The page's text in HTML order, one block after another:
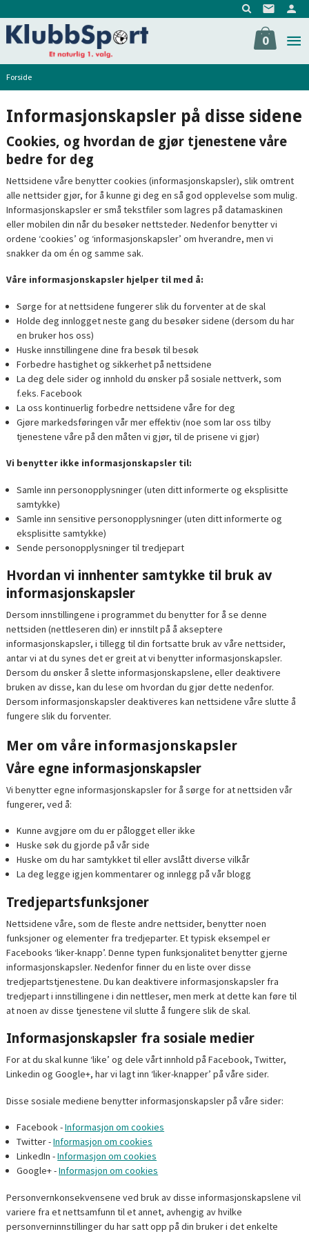
til
innholdet
0
Forside
Informasjonskapsler på disse sidene
Cookies, og hvordan de gjør tjenestene våre
bedre for deg
Nettsidene våre benytter cookies (informasjonskapsler), slik omtrent
alle nettsider gjør, for å kunne gi deg en så god opplevelse som mulig.
Informasjonskapsler er små tekstfiler som lagres på datamaskinen
eller mobilen din når du besøker nettsteder. Nedenfor benytter vi
ordene ‘cookies’ og ‘informasjonskapsler’ om hverandre, men vi
snakker da om én og samme sak.
Våre informasjonskapsler hjelper til med å:
Sørge for at nettsidene fungerer slik du forventer at de skal
Holde deg innlogget neste gang du besøker sidene (dersom du har
en bruker hos oss)
Huske innstillingene dine fra besøk til besøk
Forbedre hastighet og sikkerhet på nettsidene
La deg dele sider og innhold du ønsker på sosiale nettverk, som
f.eks. Facebook
La oss kontinuerlig forbedre nettsidene våre for deg
Gjøre markedsføringen vår mer effektiv (noe som lar oss tilby
tjenestene våre på den måten vi gjør, til de prisene vi gjør)
Vi benytter ikke informasjonskapsler til:
Samle inn personopplysninger (uten ditt informerte og eksplisitte
samtykke)
Samle inn sensitive personopplysninger (uten ditt informerte og
eksplisitte samtykke)
Sende personopplysninger til tredjepart
Hvordan vi innhenter samtykke til bruk av
informasjonskapsler
Dersom innstillingene i programmet du benytter for å se denne
nettsiden (nettleseren din) er innstilt på å akseptere
informasjonskapsler, i tillegg til din fortsatte bruk av våre nettsider,
antar vi at du synes det er greit at vi benytter informasjonskapsler.
Dersom du ønsker å slette informasjonskapslene, eller deaktivere
bruken av disse, kan du lese om hvordan du gjør dette nedenfor.
Dersom informasjonskapsler deaktiveres kan nettsidene våre slutte å
fungere slik du forventer.
Mer om våre informasjonskapsler
Våre egne informasjonskapsler
Vi benytter egne informasjonskapsler for å sørge for at nettsiden vår
fungerer, ved å:
Kunne avgjøre om du er pålogget eller ikke
Huske søk du gjorde på vår side
Huske om du har samtykket til eller avslått diverse vilkår
La deg legge igjen kommentarer og innlegg på vår blogg
Tredjepartsfunksjoner
Nettsidene våre, som de fleste andre nettsider, benytter noen
funksjoner og elementer fra tredjeparter. Et typisk eksempel er
Facebooks ‘liker-knapp’. Denne typen funksjonalitet benytter gjerne
informasjonskapsler. Nedenfor finner du en liste over disse
tredjepartstjenestene. Du kan deaktivere informasjonskapsler fra
tredjepart i innstillingene i din nettleser, men merk at dette kan føre til
at noen av disse tjenestene vil slutte å fungere slik de skal.
Informasjonskapsler fra sosiale medier
For at du skal kunne ‘like’ og dele vårt innhold på Facebook, Twitter,
Linkedin og Google+, har vi lagt inn ‘liker-knapper’ på våre sider.
Disse sosiale mediene benytter informasjonskapsler på våre sider:
Facebook -Informasjon om cookies
Twitter -Informasjon om cookies
LinkedIn -Informasjon om cookies
Google+ -Informasjon om cookies
Personvernkonsekvensene ved bruk av disse informasjonskapslene vil
variere fra et nettsamfunn til et annet, avhengig av hvilke
personverninnstillinger du har satt opp på din bruker i det enkelte